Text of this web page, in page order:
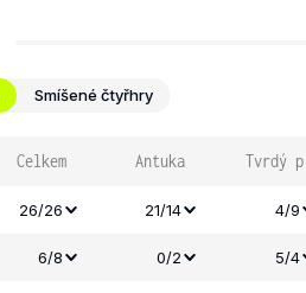
Smíšené čtyřhry
Celkem Antuka Tvrdý
26/26 21/14 4/9
6/8 0/2 5/4